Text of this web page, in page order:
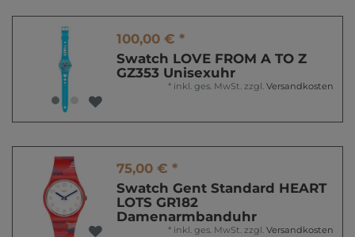
100,00 € *
Swatch LOVE FROM A TO Z
GZ353 Unisexuhr
* inkl. ges. MwSt. zzgl. Versandkosten
75,00 € *
Swatch Gent Standard HEART
LOTS GR182
Damenarmbanduhr
* inkl. ges. MwSt. zzgl. Versandkosten